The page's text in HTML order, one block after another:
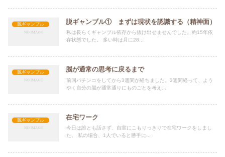
脱ギャンブル 脱ギャンブル① まずは現状を認識する（精神面）
私は長らくギャンブル依存から抜け出せませんでした。約15年依
存状態でした。 多い時は月に28...
脱ギャンブル 脳が通常の思考に戻るまで
前回パチンコをしてから3週間が経ちました。3週間経って、よう
やく自分の脳が通常通りにものごとを考え...
脱ギャンブル 在宅ワーク
今日は誰とも話さず、自室にこもりっきりで在宅ワークをしまし
た。 私の場合、1人でいると勝手に...